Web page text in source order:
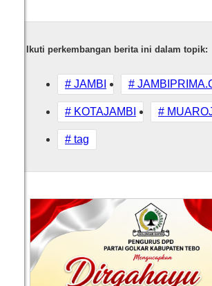
Ikuti perkembangan berita ini dalam topik:
# JAMBI #
# KOTAJAMBI #
# tag